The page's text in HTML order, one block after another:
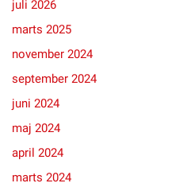
juli 2026
marts 2025
november 2024
september 2024
juni 2024
maj 2024
april 2024
marts 2024